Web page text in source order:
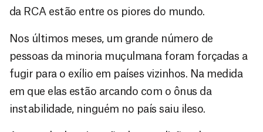
da RCA estão entre os piores do mundo.
Nos últimos meses, um grande número de
pessoas da minoria muçulmana foram forçadas a
fugir para o exílio em países vizinhos. Na medida
em que elas estão arcando com o ônus da
instabilidade, ninguém no país saiu ileso.